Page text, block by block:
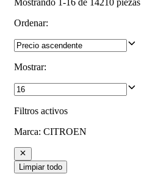
Ordenar:
Mostrar:
Filtros activos
Marca: CITROEN
Limpiar todo